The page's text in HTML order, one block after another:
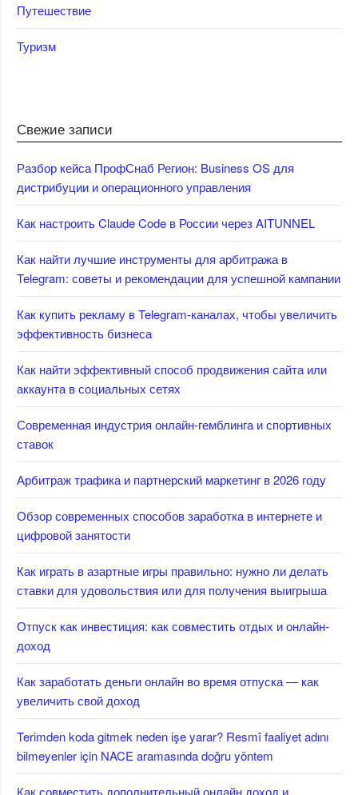
Путешествие
Туризм
Свежие записи
Разбор кейса ПрофСнаб Регион: Business OS для
дистрибуции и операционного управления
Как настроить Claude Code в России через AITUNNEL
Как найти лучшие инструменты для арбитража в
Telegram: советы и рекомендации для успешной кампании
Как купить рекламу в Telegram-каналах, чтобы увеличить
эффективность бизнеса
Как найти эффективный способ продвижения сайта или
аккаунта в социальных сетях
Современная индустрия онлайн-гемблинга и спортивных
ставок
Арбитраж трафика и партнерский маркетинг в 2026 году
Обзор современных способов заработка в интернете и
цифровой занятости
Как играть в азартные игры правильно: нужно ли делать
ставки для удовольствия или для получения выигрыша
Отпуск как инвестиция: как совместить отдых и онлайн-
доход
Как заработать деньги онлайн во время отпуска — как
увеличить свой доход
Terimden koda gitmek neden işe yarar? Resmî faaliyet adını
bilmeyenler için NACE aramasında doğru yöntem
Как совместить дополнительный онлайн доход и